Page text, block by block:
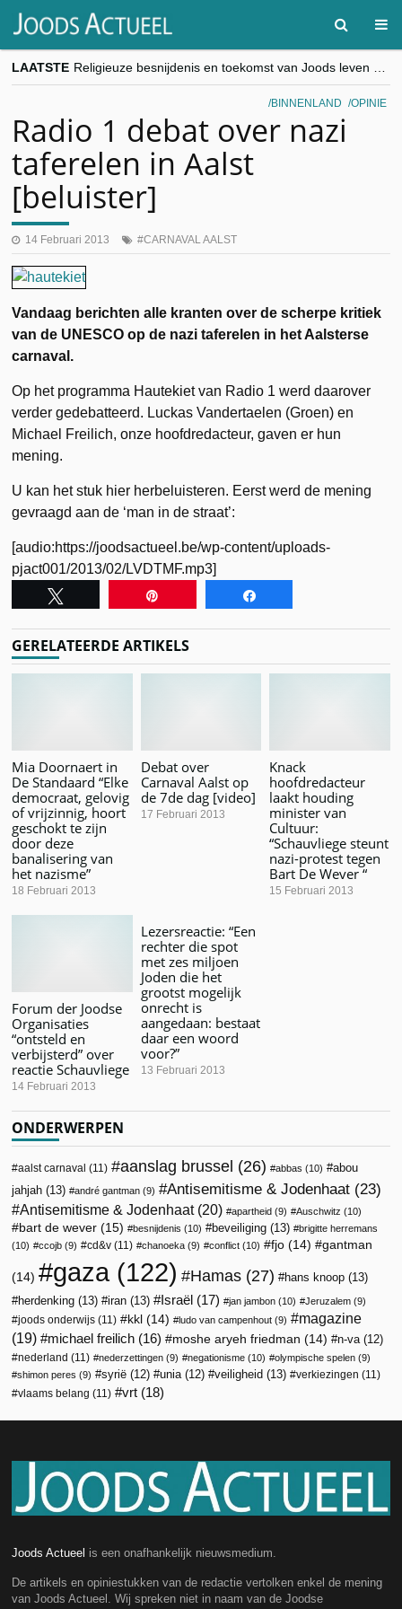
LAATSTE
“Besnijdenisdebat toont hoe moeilijk seculiere Westen minderheden begrijpt”, Jinnih Beels (Vooruit)
CITYTRIP | ROEMENIË – Boekarest: de verrassing van Oost-Europa
BINNENLAND OPINIE
Radio 1 debat over nazi
taferelen in Aalst
[beluister]
14 Februari 2013 CARNAVAL AALST
Vandaag berichten alle kranten over de scherpe kritiek
van de UNESCO op de nazi taferelen in het Aalsterse
carnaval.
Op het programma Hautekiet van Radio 1 werd daarover
verder gedebatteerd. Luckas Vandertaelen (Groen) en
Michael Freilich, onze hoofdredacteur, gaven er hun
mening.
U kan het stuk hier herbeluisteren. Eerst werd de mening
gevraagd aan de ‘man in de straat’:
[audio:https://joodsactueel.be/wp-content/uploads-
pjact001/2013/02/LVDTMF.mp3]
GERELATEERDE ARTIKELS
Mia Doornaert in
De Standaard “Elke
democraat, gelovig
of vrijzinnig, hoort
geschokt te zijn
door deze
banalisering van
het nazisme”
18 Februari 2013
Debat over
Carnaval Aalst op
de 7de dag [video]
17 Februari 2013
Knack
hoofdredacteur
laakt houding
minister van
Cultuur:
“Schauvliege steunt
nazi-protest tegen
Bart De Wever “
15 Februari 2013
Forum der Joodse
Organisaties
“ontsteld en
verbijsterd” over
reactie Schauvliege
14 Februari 2013
Lezersreactie: “Een
rechter die spot
met zes miljoen
Joden die het
grootst mogelijk
onrecht is
aangedaan: bestaat
daar een woord
voor?”
13 Februari 2013
ONDERWERPEN
aalst carnaval (11) aanslag brussel (26) abbas (10)
abou
jahjah (13) andré gantman (9) Antisemitisme & Jodenhaat (23)
Antisemitisme & Jodenhaat(20) apartheid (9) Auschwitz (10)
bart de wever (15) besnijdenis (10) beveiliging (13)
brigitte herremans
(10)
ccojb (9) cd&v (11) chanoeka (9) conflict (10) fjo (14) gantman
(14) gaza(122) Hamas (27) hans knoop (13)
herdenking (13) iran (13) Israël (17) jan jambon (10) Jeruzalem (9)
joods onderwijs (11) kkl (14) ludo van campenhout (9)
magazine
(19)
michael freilich (16) moshe aryeh friedman (14) n-va(12)
nederland (11) nederzettingen (9) negationisme (10) olympische spelen (9)
shimon peres (9) syrië (12) unia(12) veiligheid (13) verkiezingen (11)
vlaams belang (11) vrt (18)
Joods Actueel is een onafhankelijk nieuwsmedium.
De artikels en opiniestukken van de redactie vertolken enkel de mening
van Joods Actueel. Wij spreken niet in naam van de Joodse